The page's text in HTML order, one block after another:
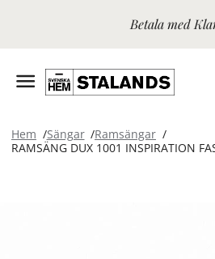
Betala med
Hem Sängar
Ramsängar
RAMSÄNG DUX 1001 INSPIRATION